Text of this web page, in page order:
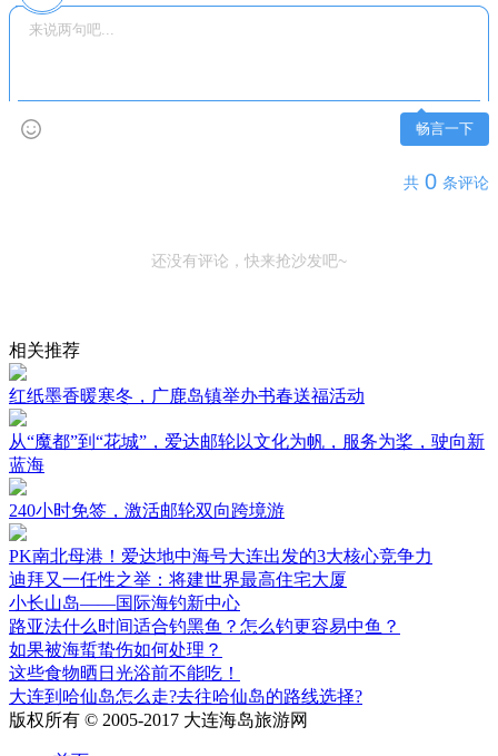
畅言一下
共 0 条评论
还没有评论，快来抢沙发吧~
相关推荐
红纸墨香暖寒冬，广鹿岛镇举办书春送福活动
从“魔都”到“花城”，爱达邮轮以文化为帆，服务为桨，驶向新
蓝海
240小时免签，激活邮轮双向跨境游
PK南北母港！爱达地中海号大连出发的3大核心竞争力
迪拜又一任性之举：将建世界最高住宅大厦
小长山岛——国际海钓新中心
路亚法什么时间适合钓黑鱼？怎么钓更容易中鱼？
如果被海蜇蛰伤如何处理？
这些食物晒日光浴前不能吃！
大连到哈仙岛怎么走?去往哈仙岛的路线选择?
版权所有 © 2005-2017 大连海岛旅游网